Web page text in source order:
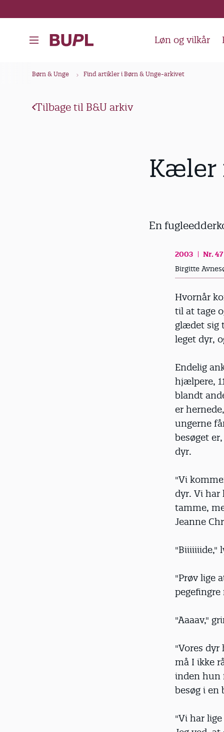
å
Løn og vilkår
Børn & Unge Find artikler i Børn & Unge-arkivet
Tilbage til B&U arkiv
Kæler
En
2003
Nr. 47
Birgitte
Hvornår
til at tage
glædet sig
leget dyr,
Endelig
hjælpere,
blandt
er
ungerne
besøget
dyr.
"Vi
dyr. Vi har
tamme,
Jeanne
"Biiiiiiide,"
"Prøv lige
"Aaaav,"
"Vores
må I ikke
inden hun
besøg i en
"Vi har